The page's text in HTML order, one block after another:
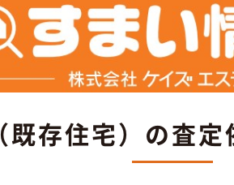
存住宅）の査定